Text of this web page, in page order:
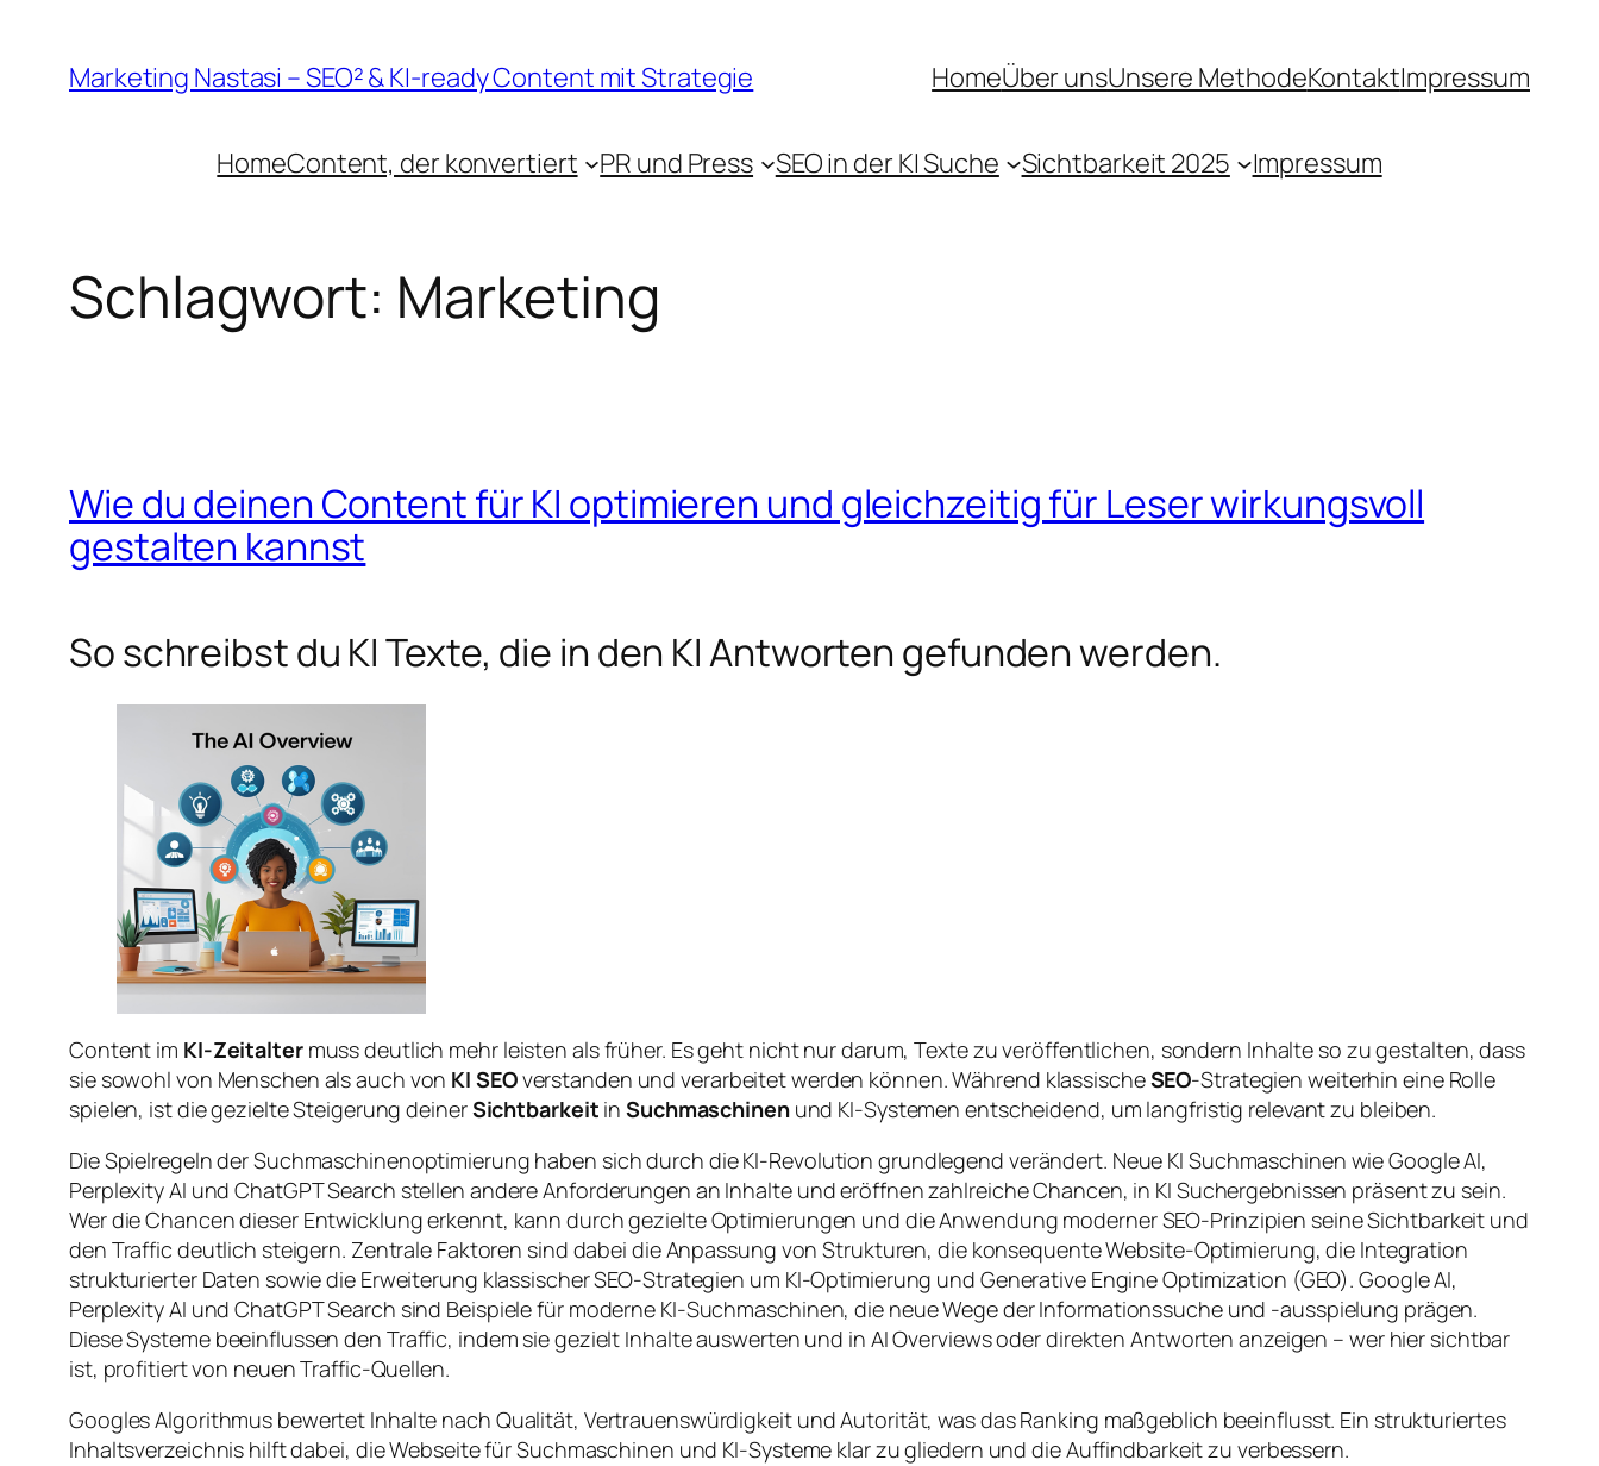
Inhalt
springen
Marketing Nastasi – SEO² & KI-ready Content mit Strategie HomeÜber unsUnsere MethodeKontaktImpressum
HomeContent, der konvertiert PR und Press SEO in der KI Suche Sichtbarkeit 2025 Impressum
Schlagwort: Marketing
Wie du deinen Content für KI optimieren und gleichzeitig für Leser wirkungsvoll
gestalten kannst
So schreibst du KI Texte, die in den KI Antworten gefunden werden.
Content im KI-Zeitaltermuss deutlich mehr leisten als früher. Es geht nicht nur darum, Texte zu veröffentlichen, sondern Inhalte so zu gestalten, dass
sie sowohl von Menschen als auch von KI SEOverstanden und verarbeitet werden können. Während klassischeSEO-Strategien weiterhin eine Rolle
spielen, ist die gezielte Steigerung deinerSichtbarkeit inSuchmaschinenund KI-Systemen entscheidend, um langfristig relevant zu bleiben.
Die Spielregeln der Suchmaschinenoptimierung haben sich durch die KI-Revolution grundlegend verändert. Neue KI Suchmaschinen wie Google AI,
Perplexity AI und ChatGPT Search stellen andere Anforderungen an Inhalte und eröffnen zahlreiche Chancen, in KI Suchergebnissen präsent zu sein.
Wer die Chancen dieser Entwicklung erkennt, kann durch gezielte Optimierungen und die Anwendung moderner SEO-Prinzipien seine Sichtbarkeit und
den Traffic deutlich steigern. Zentrale Faktoren sind dabei die Anpassung von Strukturen, die konsequente Website-Optimierung, die Integration
strukturierter Daten sowie die Erweiterung klassischer SEO-Strategien um KI-Optimierung und Generative Engine Optimization (GEO). Google AI,
Perplexity AI und ChatGPT Search sind Beispiele für moderne KI-Suchmaschinen, die neue Wege der Informationssuche und -ausspielung prägen.
Diese Systeme beeinflussen den Traffic, indem sie gezielt Inhalte auswerten und in AI Overviews oder direkten Antworten anzeigen – wer hier sichtbar
ist, profitiert von neuen Traffic-Quellen.
Googles Algorithmus bewertet Inhalte nach Qualität, Vertrauenswürdigkeit und Autorität, was das Ranking maßgeblich beeinflusst. Ein strukturiertes
Inhaltsverzeichnis hilft dabei, die Webseite für Suchmaschinen und KI-Systeme klar zu gliedern und die Auffindbarkeit zu verbessern.